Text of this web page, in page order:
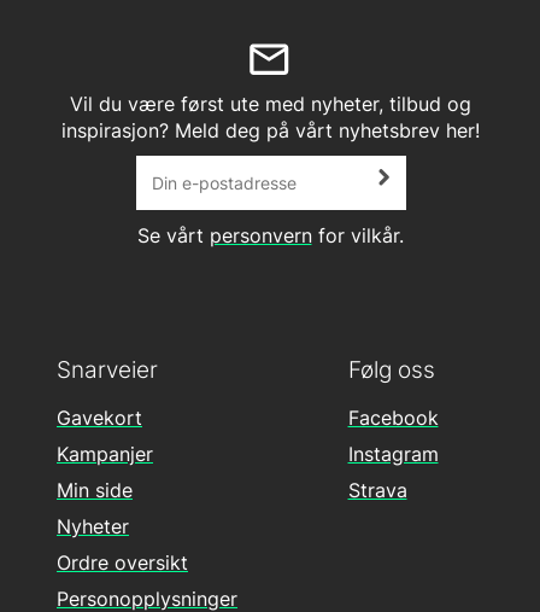
Vil du være først ute med nyheter, tilbud og
inspirasjon? Meld deg på vårt nyhetsbrev her!
Se vårt personvernfor vilkår.
Følg oss
Facebook
Instagram
Strava
Snarveier
Gavekort
Kampanjer
Min side
Nyheter
Ordre oversikt
Personopplysninger